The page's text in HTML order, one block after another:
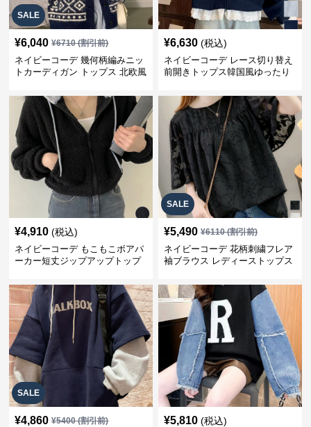
SALE
¥6,040 ¥6710(割引前)
ネイビーコーデ 幾何柄編みニッ
トカーディガン トップス 北欧風
¥6,630 (税込)
ネイビーコーデ レース切り替え
前開きトップス韓国風ゆったり
¥4,910 (税込)
ネイビーコーデ もこもこボアパ
ーカー短丈ジップアップトップ
SALE
¥5,490 ¥6110(割引前)
ネイビーコーデ 花柄刺繍フレア
袖ブラウス レディーストップス
SALE
¥4,860 ¥5400(割引前) ¥5,810 (税込)